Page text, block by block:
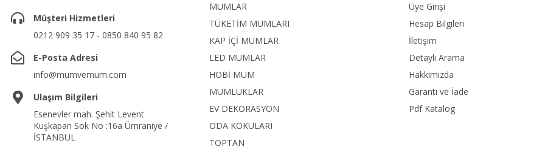
Müşteri Hizmetleri
0212 909 35 17 - 0850 840 95 82
E-Posta Adresi
info@mumvemum.com
Ulaşım Bilgileri
Esenevler mah. Şehit Levent
Kuşkapan Sok No :16a Ümraniye /
İSTANBUL
MUMLAR
TÜKETİM MUMLARI
KAP İÇİ MUMLAR
LED MUMLAR
HOBİ MUM
MUMLUKLAR
EV DEKORASYON
ODA KOKULARI
TOPTAN
Üye Girişi
Hesap Bilgileri
İletişim
Detaylı Arama
Hakkımızda
Garanti ve İade
Pdf Katalog